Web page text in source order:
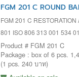
FGM 201 C ROUND
FGM 201 C
801 ISO 806 313 001 534
Product # FGM 201 C
Package : box of 6 pcs.
(1 pcs. 240 บาท)